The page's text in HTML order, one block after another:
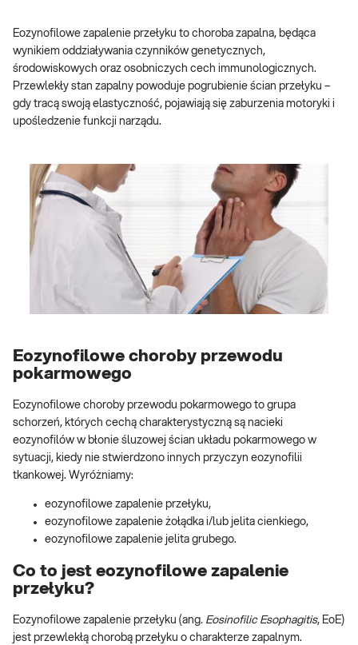
Eozynofilowe zapalenie przełyku to choroba zapalna, będąca
wynikiem oddziaływania czynników genetycznych,
środowiskowych oraz osobniczych cech immunologicznych.
Przewlekły stan zapalny powoduje pogrubienie ścian przełyku –
gdy tracą swoją elastyczność, pojawiają się zaburzenia motoryki i
upośledzenie funkcji narządu.
Eozynofilowe choroby przewodu
pokarmowego
Eozynofilowe choroby przewodu pokarmowego to grupa
schorzeń, których cechą charakterystyczną są nacieki
eozynofilów w błonie śluzowej ścian układu pokarmowego w
sytuacji, kiedy nie stwierdzono innych przyczyn eozynofilii
tkankowej. Wyróżniamy:
eozynofilowe zapalenie przełyku,
eozynofilowe zapalenie żołądka i/lub jelita cienkiego,
eozynofilowe zapalenie jelita grubego.
Co to jest eozynofilowe zapalenie
przełyku?
Eozynofilowe zapalenie przełyku (ang. Eosinofilic Esophagitis, EoE)
jest przewlekłą chorobą przełyku o charakterze zapalnym.